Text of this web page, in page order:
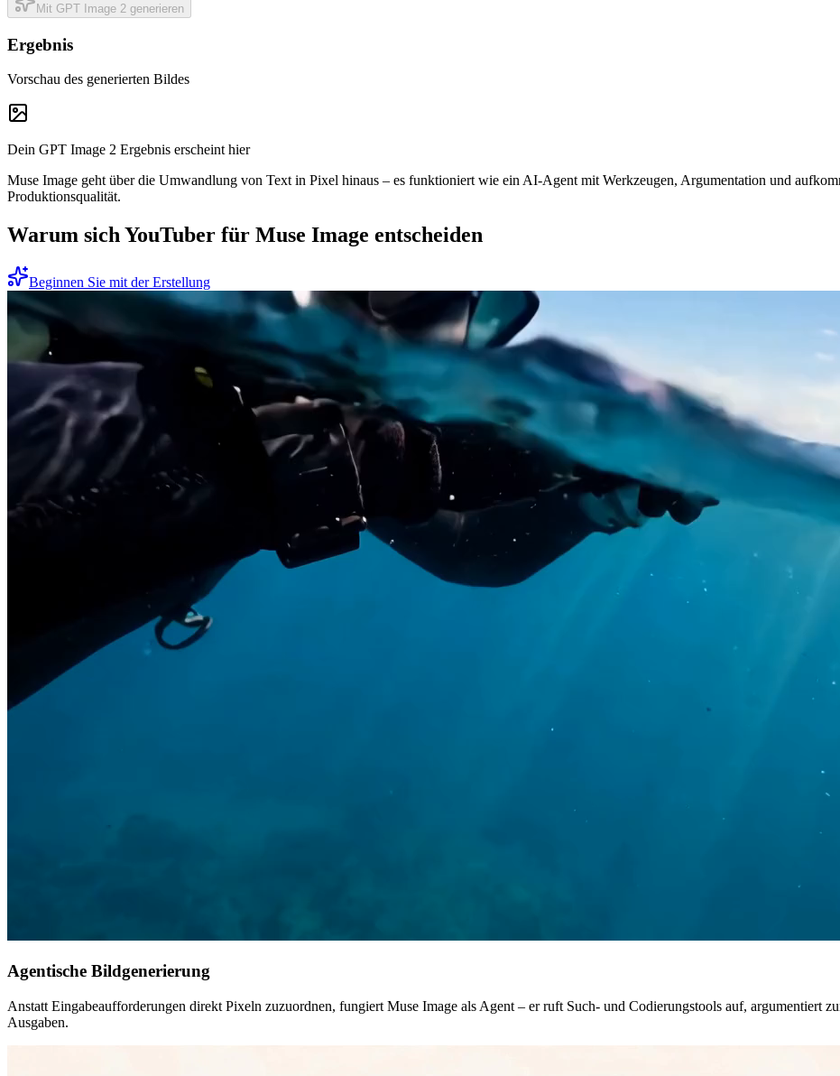
Mit GPT Image 2 generieren
Ergebnis
Vorschau des generierten Bildes
Dein GPT Image 2 Ergebnis erscheint hier
Muse Image geht über die Umwandlung von Text in Pixel hinaus – es funktioniert wie ein AI-Agent mit Werkzeugen, Argumentation und
Produktionsqualität.
Warum sich YouTuber für Muse Image entscheiden
Beginnen Sie mit der Erstellung
Agentische Bildgenerierung
Anstatt Eingabeaufforderungen direkt Pixeln zuzuordnen, fungiert Muse Image als Agent – er ruft Such- und Codierungstools auf, argumentiert
Ausgaben.